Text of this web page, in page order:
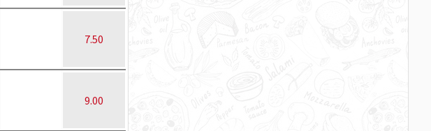
7.50
9.00